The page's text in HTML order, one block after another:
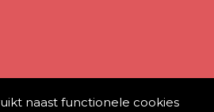
naast functionele cookies